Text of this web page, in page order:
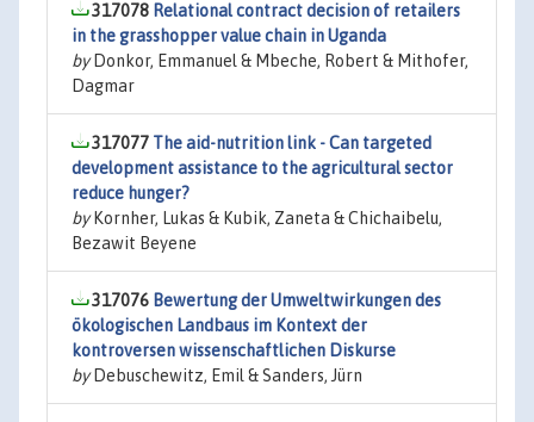
317078 Relational contract decision of retailers
in the grasshopper value chain in Uganda
byDonkor, Emmanuel & Mbeche, Robert & Mithofer,
Dagmar
317077 The aid-nutrition link - Can targeted
development assistance to the agricultural sector
reduce hunger?
byKornher, Lukas & Kubik, Zaneta & Chichaibelu,
Bezawit Beyene
317076 Bewertung der Umweltwirkungen des
ökologischen Landbaus im Kontext der
kontroversen wissenschaftlichen Diskurse
byDebuschewitz, Emil & Sanders, Jürn